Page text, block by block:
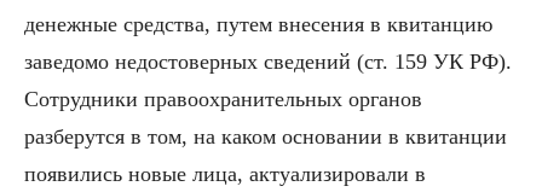
денежные средства, путем внесения в квитанцию
заведомо недостоверных сведений (ст. 159 УК РФ).
Сотрудники правоохранительных органов
разберутся в том, на каком основании в квитанции
появились новые лица, актуализировали в